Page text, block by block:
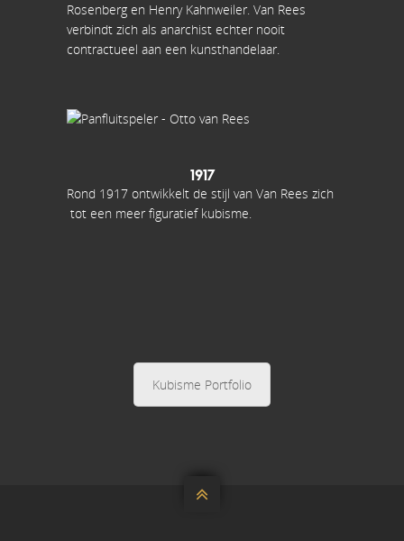
Rosenberg en Henry Kahnweiler. Van Rees
verbindt zich als anarchist echter nooit
contractueel aan een kunsthandelaar.
1917
Rond 1917 ontwikkelt de stijl van Van Rees zich
tot een meer figuratief kubisme.
Kubisme Portfolio
